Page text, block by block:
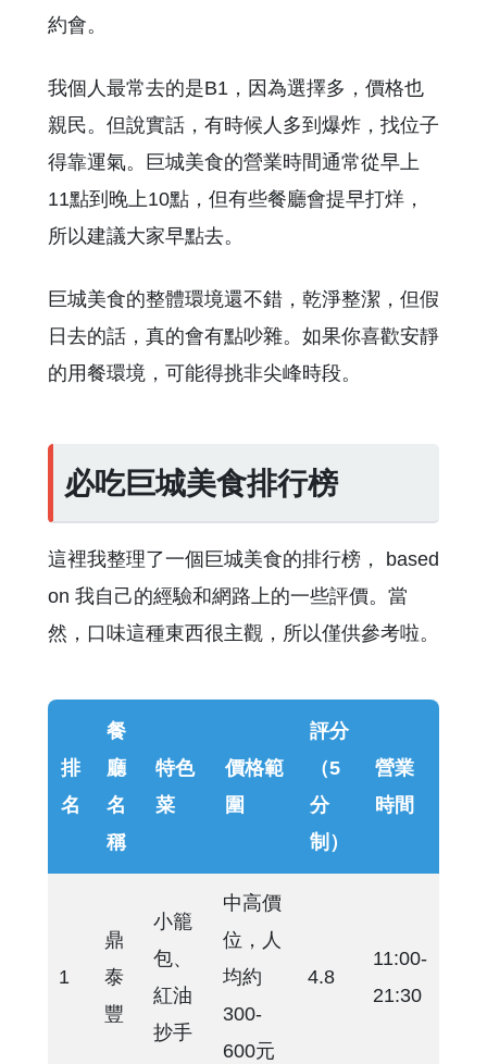
約會。
我個人最常去的是B1，因為選擇多，價格也
親民。但說實話，有時候人多到爆炸，找位子
得靠運氣。巨城美食的營業時間通常從早上
11點到晚上10點，但有些餐廳會提早打烊，
所以建議大家早點去。
巨城美食的整體環境還不錯，乾淨整潔，但假
日去的話，真的會有點吵雜。如果你喜歡安靜
的用餐環境，可能得挑非尖峰時段。
必吃巨城美食排行榜
這裡我整理了一個巨城美食的排行榜， based
on 我自己的經驗和網路上的一些評價。當
然，口味這種東西很主觀，所以僅供參考啦。
排
名
餐
廳
名
稱
特色
菜
價格範
圍
評分
（5
分
制）
營業
時間
1
鼎
泰
豐
小籠
包、
紅油
抄手
中高價
位，人
均約
300-
600元
4.8
11:00-
21:30